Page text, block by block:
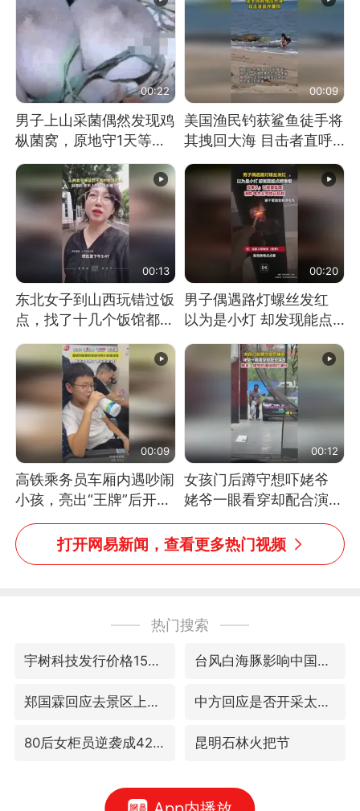
00:22
男子上山采菌偶然发现鸡
枞菌窝，原地守1天等它
长大：挖了140多朵
00:09
美国渔民钓获鲨鱼徒手将
其拽回大海 目击者直呼
震惊 （视频来源：参考
消息）
00:13
东北女子到山西玩错过饭
点，找了十几个饭馆都没
开门：午休到几点
00:20
男子偶遇路灯螺丝发红
以为是小灯 却发现能点
燃香烟 当事人：已报警
处理
00:09
高铁乘务员车厢内遇吵闹
小孩，亮出“王牌”后开启
一键静音
00:12
女孩门后蹲守想吓姥爷
姥爷一眼看穿却配合演出
网友：姥爷的演技我打满
分
打开网易新闻，查看更多热门视频
热门搜索
宇树科技发行价格150.80元/股 台风白海豚影响中国已成定局
郑国霖回应去景区上班被保安拦下 中方回应是否开采太平洋海底稀土资源
80后女柜员逆袭成4200亿银行副行长 昆明石林火把节